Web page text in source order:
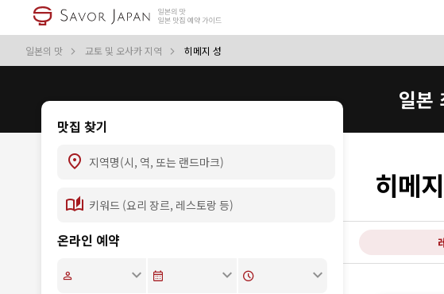
일본의 맛 교토 및 오사카 지역 히메지 성
일본
맛집 찾기
온라인 예약
히메